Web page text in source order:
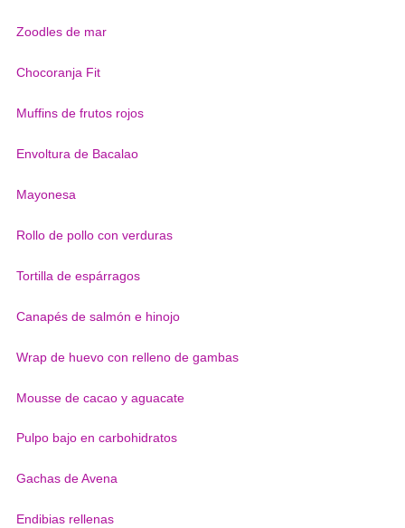
Zoodles de mar
Chocoranja Fit
Muffins de frutos rojos
Envoltura de Bacalao
Mayonesa
Rollo de pollo con verduras
Tortilla de espárragos
Canapés de salmón e hinojo
Wrap de huevo con relleno de gambas
Mousse de cacao y aguacate
Pulpo bajo en carbohidratos
Gachas de Avena
Endibias rellenas